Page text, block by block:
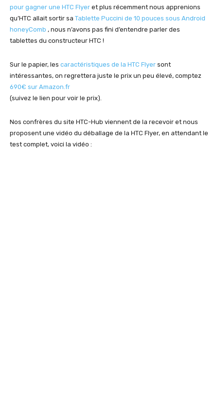
pour gagner une HTC Flyer et plus récemment nous apprenions
qu’HTC allait sortir sa Tablette Puccini de 10 pouces sous Android
honeyComb , nous n’avons pas fini d’entendre parler des
tablettes du constructeur HTC !
Sur le papier, les caractéristiques de la HTC Flyer sont
intéressantes, on regrettera juste le prix un peu élevé, comptez
690€ sur Amazon.fr
(suivez le lien pour voir le prix).
Nos confrères du site HTC-Hub viennent de la recevoir et nous
proposent une vidéo du déballage de la HTC Flyer, en attendant le
test complet, voici la vidéo :